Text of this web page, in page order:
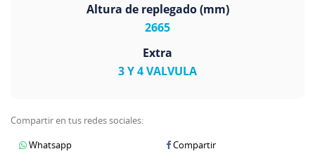
Altura de replegado (mm)
2665
Extra
3 Y 4 VALVULA
Compartir en tus redes sociales:
Whatsapp
Compartir